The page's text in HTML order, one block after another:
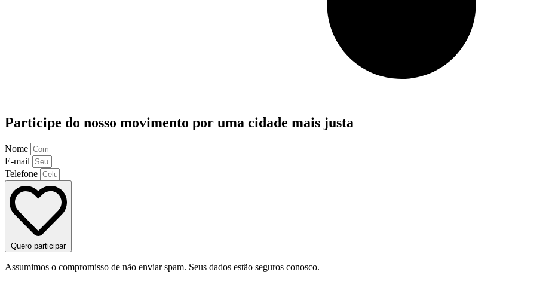
Participe do nosso movimento por uma cidade mais justa
Nome
E-mail
Telefone
Quero participar
Assumimos o compromisso de não enviar spam. Seus dados estão seguros conosco.